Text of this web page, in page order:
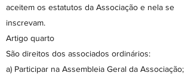
aceitem os estatutos da Associação e nela se
inscrevam.
Artigo quarto
São direitos dos associados ordinários:
a) Participar na Assembleia Geral da Associação;